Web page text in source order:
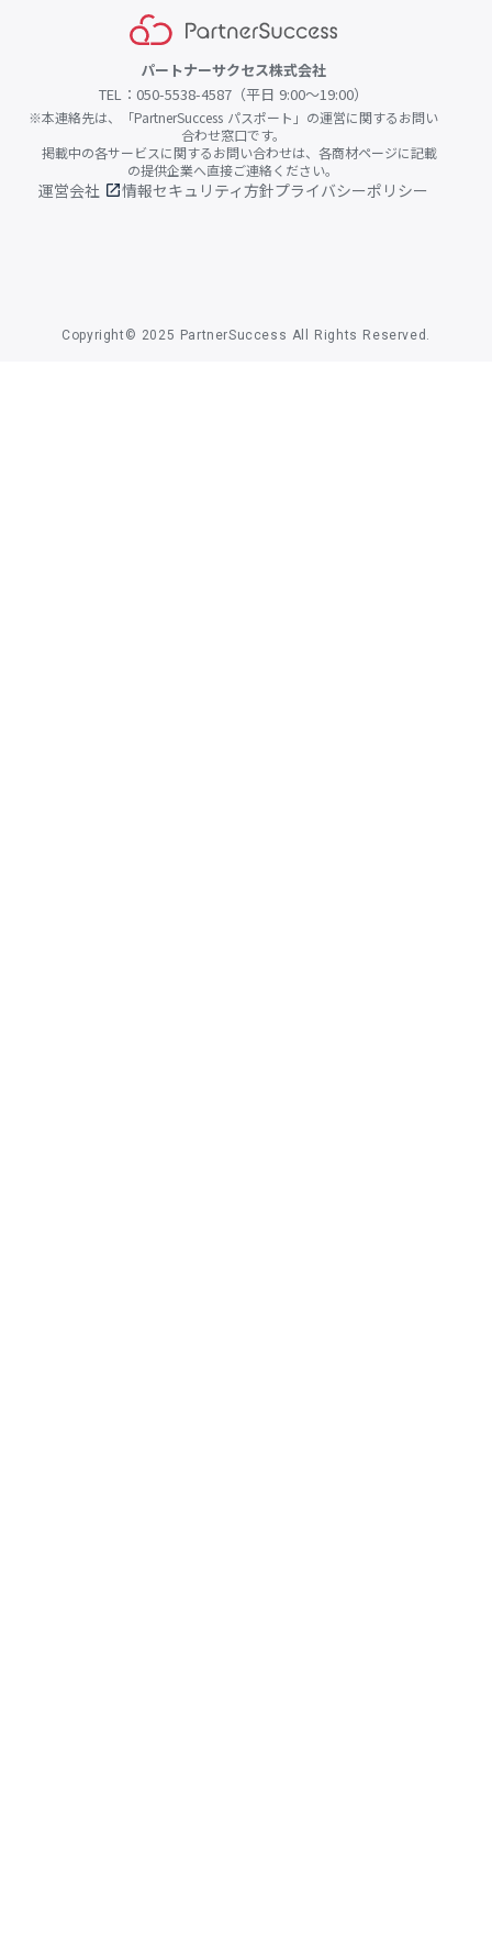
パートナーサクセス株式会社
TEL：050-5538-4587（平日 9:00〜19:00）
※本連絡先は、「PartnerSuccess パスポート」の運営に関するお問い
合わせ窓口です。
掲載中の各サービスに関するお問い合わせは、各商材ページに記載
の提供企業へ直接ご連絡ください。
運営会社 open_in_new情報セキュリティ方針プライバシーポリシー
Copyright© 2025 PartnerSuccess All Rights Reserved.